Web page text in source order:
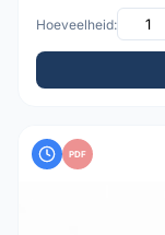
Hoeveelheid:
PDF